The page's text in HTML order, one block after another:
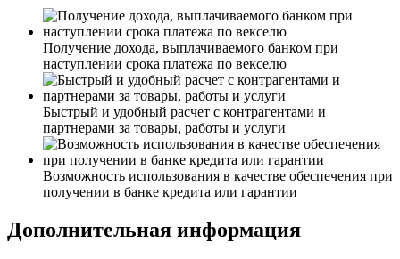
Получение дохода, выплачиваемого банком при
наступлении срока платежа по векселю
Быстрый и удобный расчет с контрагентами и
партнерами за товары, работы и услуги
Возможность использования в качестве обеспечения при
получении в банке кредита или гарантии
Дополнительная информация